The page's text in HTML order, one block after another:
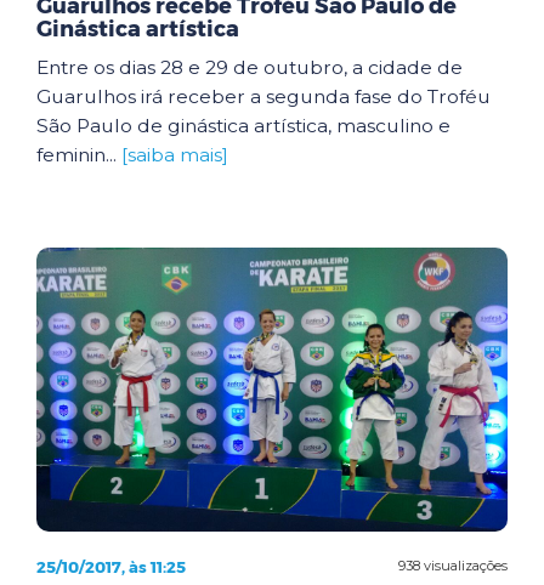
Guarulhos recebe Troféu São Paulo de
Ginástica artística
Entre os dias 28 e 29 de outubro, a cidade de
Guarulhos irá receber a segunda fase do Troféu
São Paulo de ginástica artística, masculino e
feminin... [saiba mais]
938 visualizações
25/10/2017, às 11:25